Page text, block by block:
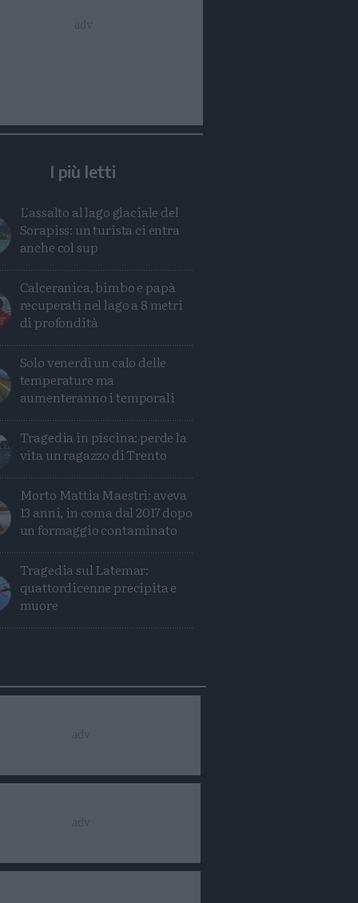
I più letti
L'assalto al lago glaciale del
Sorapiss: un turista ci entra
anche col sup
Calceranica, bimbo e papà
recuperati nel lago a 8 metri
di profondità
Solo venerdì un calo delle
temperature ma
aumenteranno i temporali
Tragedia in piscina: perde la
vita un ragazzo di Trento
Morto Mattia Maestri: aveva
13 anni, in coma dal 2017 dopo
un formaggio contaminato
Tragedia sul Latemar:
quattordicenne precipita e
muore